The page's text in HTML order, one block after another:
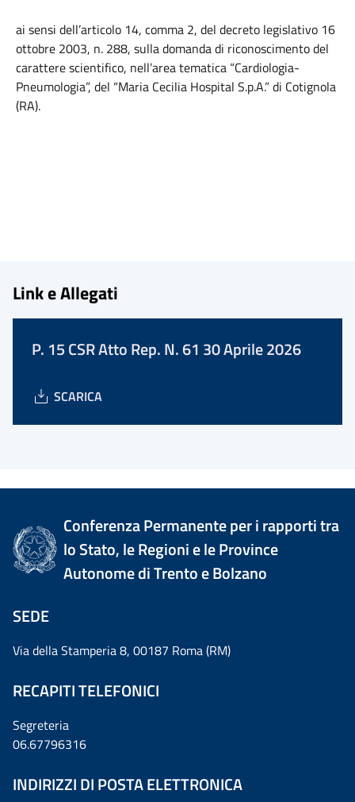
ai sensi dell’articolo 14, comma 2, del decreto legislativo 16
ottobre 2003, n. 288, sulla domanda di riconoscimento del
carattere scientifico, nell’area tematica “Cardiologia-
Pneumologia”, del “Maria Cecilia Hospital S.p.A.” di Cotignola
(RA).
Link e Allegati
P. 15 CSR Atto Rep. N. 61 30 Aprile 2026
SCARICA
Conferenza Permanente per i rapporti tra
lo Stato, le Regioni e le Province
Autonome di Trento e Bolzano
SEDE
Via della Stamperia 8, 00187 Roma (RM)
RECAPITI TELEFONICI
Segreteria
06.67796316
INDIRIZZI DI POSTA ELETTRONICA